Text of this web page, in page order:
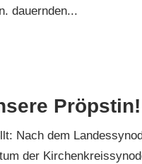
dauernden...
Pröpstin!
Nach dem
der